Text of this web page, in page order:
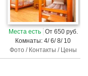
Места есть От 650 руб.
Комнаты: 4/ 6/ 8/ 10
Фото / Контакты / Цены